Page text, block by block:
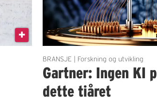
BRANSJE | Forskning og utvikling
Gartner: Ingen KI
dette tiåret